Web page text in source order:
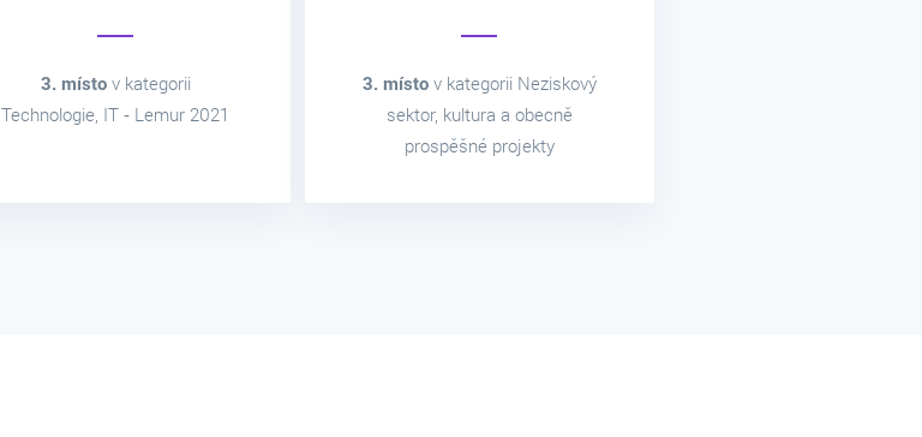
3. místov kategorii
Technologie, IT ‑ Lemur 2021
3. místov kategorii Neziskový
sektor, kultura a obecně
prospěšné projekty